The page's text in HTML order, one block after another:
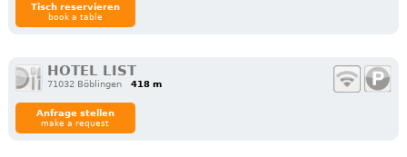
Tisch reservieren
book a table
HOTEL LIST
71032 Böblingen 418 m
Anfrage stellen
make a request